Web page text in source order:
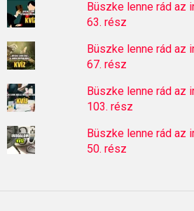
Büszke lenne rád az
63. rész
Büszke lenne rád az
67. rész
Büszke lenne rád az
103. rész
Büszke lenne rád az
50. rész